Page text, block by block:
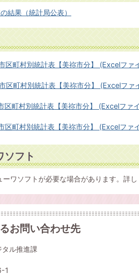
結果（統計局公表）
区町村別統計表【美祢市分】 (Excelファ
区町村別統計表【美祢市分】 (Excelファ
区町村別統計表【美祢市分】 (Excelファ
区町村別統計表【美祢市分】 (Excelファ
ソフト
ワソフトが必要な場合があります。詳し
お問い合わせ先
ル推進課
1